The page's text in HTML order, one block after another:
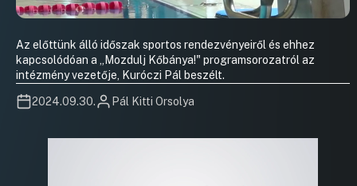
Az előttünk álló időszak sportos rendezvényeiről és ehhez
kapcsolódóan a „Mozdulj Kőbánya!" programsorozatról az
intézmény vezetője, Kuróczi Pál beszélt.
2024.09.30. Pál Kitti Orsolya